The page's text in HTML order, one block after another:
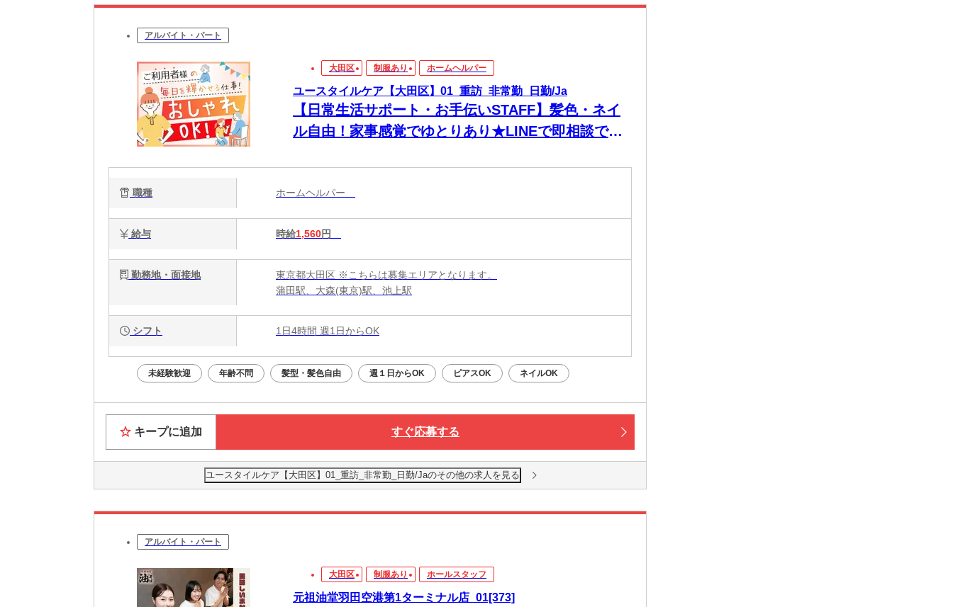
アルバイト・パート
大田区 制服あり ホームヘルパー
ユースタイルケア【大田区】01_重訪_非常勤_日勤/Ja
【日常生活サポート・お手伝いSTAFF】髪色・ネイ
ル自由！家事感覚でゆとりあり★LINEで即相談でき
職種 ホームヘルパー
給与 時給1,560円
勤務地・面接地
東京都大田区 ※こちらは募集エリアとなります。
蒲田駅、大森(東京)駅、池上駅
シフト 1日4時間 週1日からOK
未経験歓迎 年齢不問 髪型・髪色自由 週１日からOK ピアスOK ネイルOK
キープに追加 すぐ応募する
ユースタイルケア【大田区】01_重訪_非常勤_日勤/Jaのその他の求人を見る
アルバイト・パート
大田区 制服あり ホールスタッフ
元祖油堂羽田空港第1ターミナル店_01[373]